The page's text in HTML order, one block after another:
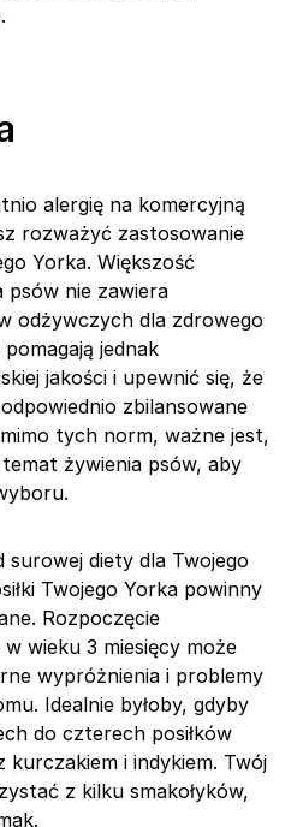
alergię na komercyjną
rozważyć zastosowanie
Yorka. Większość
psów nie zawiera
odżywczych dla zdrowego
jednak
jakości i upewnić się, że
zbilansowane
tych norm, ważne jest,
żywienia psów, aby
surowej diety dla Twojego
Twojego Yorka powinny
Rozpoczęcie
wieku 3 miesięcy może
wypróżnienia i problemy
Idealnie byłoby, gdyby
do czterech posiłków
kurczakiem i indykiem. Twój
z kilku smakołyków,